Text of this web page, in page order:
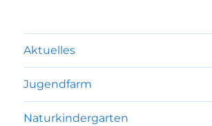
Aktuelles
Jugendfarm
Naturkindergarten